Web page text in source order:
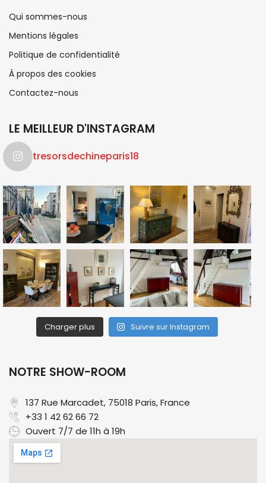
Qui sommes-nous
Mentions légales
Politique de confidentialité
À propos des cookies
Contactez-nous
LE MEILLEUR D'INSTAGRAM
tresorsdechineparis18
Charger plus Suivre sur Instagram
NOTRE SHOW-ROOM
137 Rue Marcadet, 75018 Paris, France​
+33 1 42 62 66 72
Ouvert 7/7 de 11h à 19h